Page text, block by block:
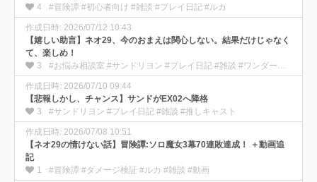
4
#冒険譚 #初心者向け #雑談 #プレイ日記 #ルカ
作成日時: 2026/07/12 10:43
【嬉しい助言】ネオ29、今のおまえは関心しない。結果だけじゃなく
て、楽しめ！
3
#お悩み相談室 #サンドリヨン #プレイ日記 #雑談 #ワンダー部の使い方
作成日時: 2026/07/10 09:44
【悲報しかし、チャンス】サンドがEX02へ降格
3
#サンドリヨン #プレイ日記 #雑談 #推しキャスト
作成日時: 2026/07/08 10:51
【ネオ29の情けない話】冒険譚:ソロ魔女3幕70連敗達成！ ＋動画追
記
1
#冒険譚 #ダメージ検証 #ルカ #雑談 #動画